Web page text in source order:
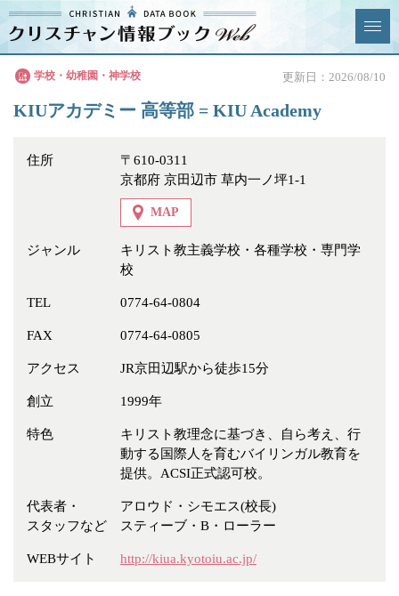
クリスチャン
情報ブックとは
News & Topics
情報掲載の変更・追加につい
教会
特別集会奉仕者 医療・福祉
冠婚葬祭
教団教派 宿泊・研修施設
お店・企業・その他
フリーワード
学校・幼稚園・神学校 更新日：2026/08/10
KIUアカデミー 高等部 = KIU Academy
住所
〒610-0311
京都府 京田辺市 草内一ノ坪1-1
MAP
ジャンル
キリスト教主義学校・各種学校・専門学
校
TEL 0774-64-0804
FAX 0774-64-0805
アクセス JR京田辺駅から徒歩15分
創立 1999年
特色
キリスト教理念に基づき、自ら考え、行
動する国際人を育むバイリンガル教育を
提供。ACSI正式認可校。
代表者・
スタッフなど
アロウド・シモエス(校長)
スティーブ・B・ローラー
WEBサイト http://kiua.kyotoiu.ac.jp/